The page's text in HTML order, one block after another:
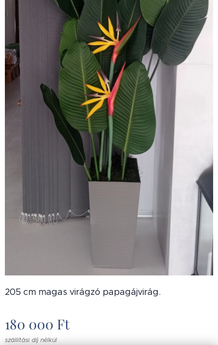
205 cm magas virágzó papagájvirág.
180 000 Ft
szállítási díj nélkül